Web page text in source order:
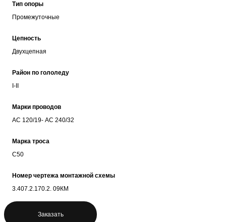
Тип опоры
Промежуточные
Цепность
Двухцепная
Район по гололеду
I-II
Марки проводов
АС 120/19- АС 240/32
Марка троса
С50
Номер чертежа монтажной схемы
3.407.2.170.2. 09КМ
Заказать